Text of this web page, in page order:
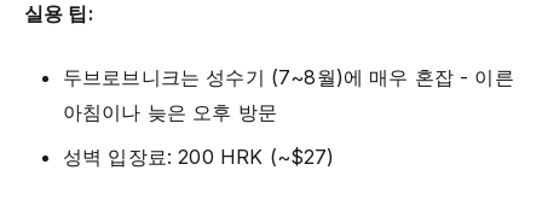
실용 팁:
두브로브니크는 성수기 (7~8월)에 매우 혼잡 - 이른
아침이나 늦은 오후 방문
성벽 입장료: 200 HRK (~$27)